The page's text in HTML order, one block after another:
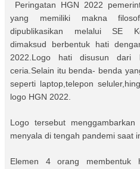
Peringatan HGN 2022
yang memiliki makna
dipublikasikan melalui SE
dimaksud berbentuk hati
2022.Logo hati disusun dari
ceria.Selain itu benda- benda
seperti laptop,telepon
logo HGN 2022.
Logo tersebut
menyala di tengah pandemi saat
Elemen 4 orang membentuk